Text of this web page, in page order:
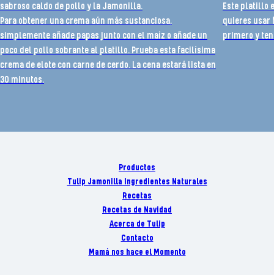
sabroso caldo de pollo y la Jamonilla.
Para obtener una crema aún más sustanciosa,
simplemente añade papas junto con el maíz o añade un
poco del pollo sobrante al platillo. Prueba esta facilísima
crema de elote con carne de cerdo. La cena estará lista en
30 minutos.
Este platillo
quieres usar
primero y
Productos
Tulip Jamonilla Ingredientes Naturales
Recetas
Recetas de Navidad
Acerca de Tulip
Contacto
Mamá nos hace el Momento